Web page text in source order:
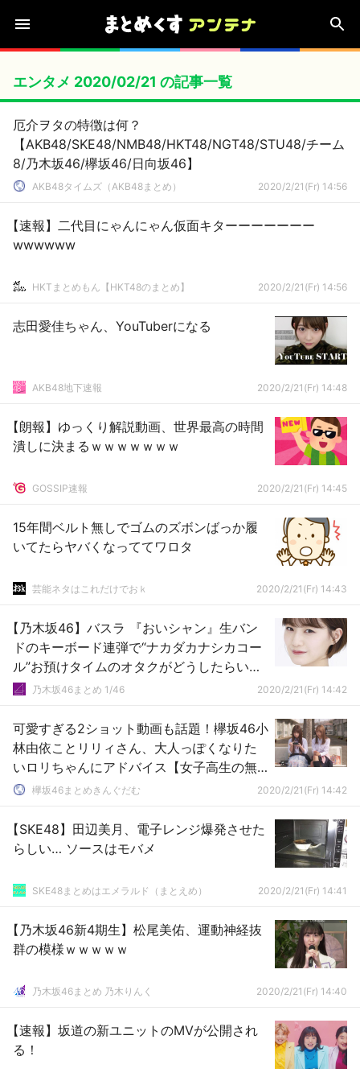
エンタメ 2020/02/21 の記事一覧
厄介ヲタの特徴は何？
【AKB48/SKE48/NMB48/HKT48/NGT48/STU48/チーム
8/乃木坂46/欅坂46/日向坂46】
AKB48タイムズ（AKB48まとめ） 2020/2/21(Fr) 14:56
【速報】二代目にゃんにゃん仮面キターーーーーーー
wwwwww
HKTまとめもん【HKT48のまとめ】 2020/2/21(Fr) 14:56
志田愛佳ちゃん、YouTuberになる
AKB48地下速報 2020/2/21(Fr) 14:48
【朗報】ゆっくり解説動画、世界最高の時間
潰しに決まるｗｗｗｗｗｗｗ
GOSSIP速報 2020/2/21(Fr) 14:45
15年間ベルト無しでゴムのズボンばっか履
いてたらヤバくなっててワロタ
芸能ネタはこれだけでおｋ 2020/2/21(Fr) 14:43
【乃木坂46】バスラ 『おいシャン』生バン
ドのキーボード連弾で“ナカダカナシカコー
ル”お預けタイムのオタクがどうしたらいい
か分からない状態にwwwwww【8thバスラ
乃木坂46まとめ 1/46 2020/2/21(Fr) 14:42
可愛すぎる2ショット動画も話題！欅坂46小
林由依ことリリィさん、大人っぽくなりた
いロリちゃんにアドバイス【女子高生の無
駄づかい】
欅坂46まとめきんぐだむ 2020/2/21(Fr) 14:42
【SKE48】田辺美月、電子レンジ爆発させた
らしい… ソースはモバメ
SKE48まとめはエメラルド（まとえめ） 2020/2/21(Fr) 14:41
【乃木坂46新4期生】松尾美佑、運動神経抜
群の模様ｗｗｗｗｗ
乃木坂46まとめ 乃木りんく 2020/2/21(Fr) 14:40
【速報】坂道の新ユニットのMVが公開され
る！